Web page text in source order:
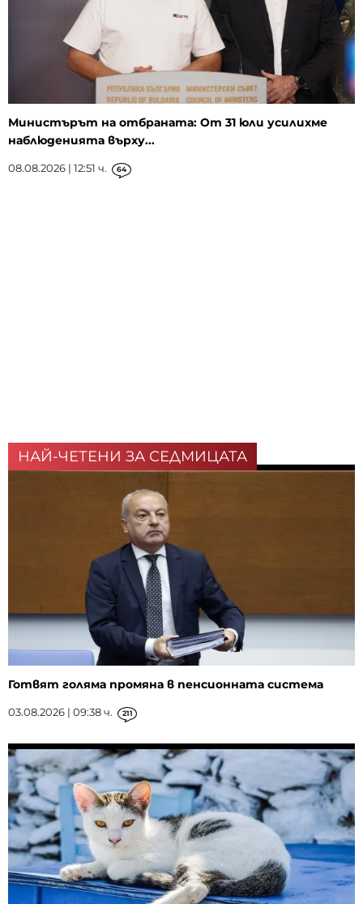
Министърът на отбраната: От 31 юли усилихме
наблюденията върху...
08.08.2026 | 12:51 ч. 64
НАЙ-ЧЕТЕНИ ЗА СЕДМИЦАТА
Готвят голяма промяна в пенсионната система
03.08.2026 | 09:38 ч. 211